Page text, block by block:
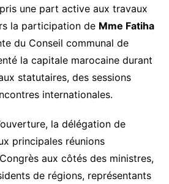
une part active aux travaux
la participation de Mme Fatiha
du Conseil communal de
la capitale marocaine durant
statutaires, des sessions
internationales.
la délégation de
principales réunions
aux côtés des ministres,
de régions, représentants